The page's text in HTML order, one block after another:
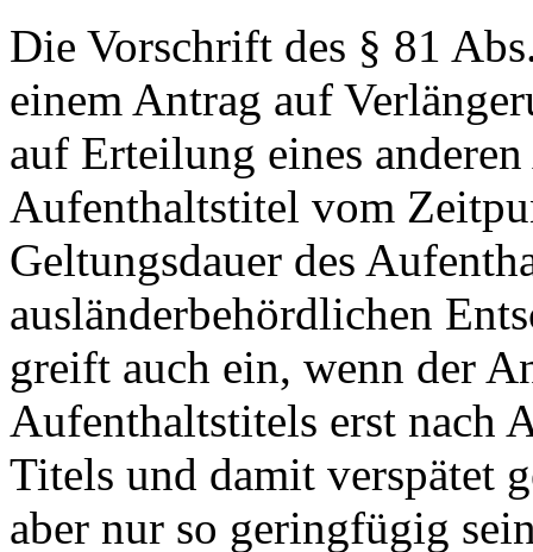
Die Vorschrift des § 81
einem Antrag auf
auf Erteilung eines
Aufenthaltstitel vom
Geltungsdauer des
ausländerbehördlichen
greift auch ein, wenn der
Aufenthaltstitels erst nach
Titels und damit verspätet
aber nur so geringfügig